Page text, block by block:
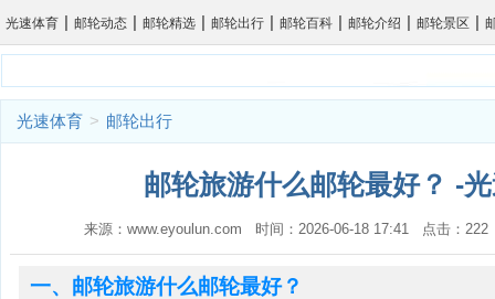
光速体育 | 邮轮动态 | 邮轮精选 | 邮轮出行 | 邮轮百科 | 邮轮介绍 | 邮轮景区 |
光速体育 > 邮轮出行
邮轮旅游什么邮轮最好？ -
来源：www.eyoulun.com 时间：2026-06-18 17:41 点击：
一、邮轮旅游什么邮轮最好？